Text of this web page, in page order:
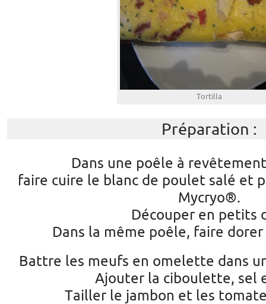
Tortilla
Préparation :
Dans une poêle à
faire cuire le blanc de poulet salé et
Mycryo®.
Découper en petits
Dans la même poêle, faire dorer
Battre les meufs en omelette dans
Ajouter la ciboulette, sel
Tailler le jambon et les